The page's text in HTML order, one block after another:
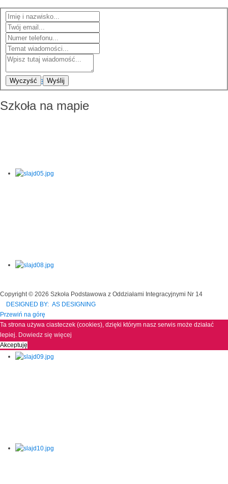
Wyczyść Wyślij
Szkoła na mapie
Copyright © 2026 Szkoła Podstawowa z Oddziałami Integracyjnymi Nr 14
DESIGNED BY: AS DESIGNING
Przewiń na górę
Ta strona używa ciasteczek (cookies), dzięki którym nasz serwis może działać
lepiej. Dowiedz się więcej
Akceptuję